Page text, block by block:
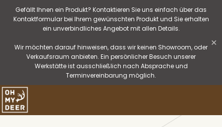
Gefällt Ihnen ein Produkt? Kontaktieren Sie uns einfach über das
Kontaktformular bei Ihrem gewünschten Produkt und Sie erhalten
ein unverbindliches Angebot mit allen Details.
Wir möchten darauf hinweisen, dass wir keinen Showroom, oder
Verkaufsraum anbieten. Ein persönlicher Besuch unserer
Werkstätte ist ausschließlich nach Absprache und
Terminvereinbarung möglich.
✕